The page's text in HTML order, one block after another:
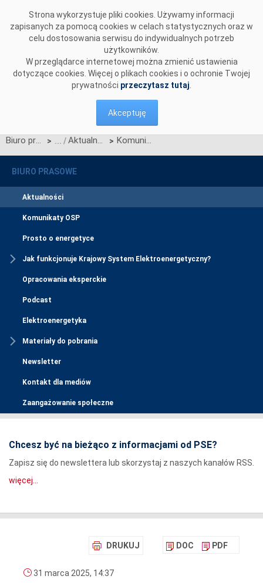
Strona wykorzystuje pliki cookies. Używamy informacji
zapisanych za pomocą cookies w celach statystycznych oraz w
celu dostosowania serwisu do indywidualnych potrzeb
użytkowników.
W przeglądarce internetowej można zmienić ustawienia
dotyczące cookies. Więcej o plikach cookies i o ochronie Twojej
prywatności przeczytasz tutaj
Akceptuję
Biuro prasowe > Aktualności > Komunikat OIRE dotyczący publikacji Scenariuszy Testów Certyfikacji (STC) w wersji zaimplementowanej w Systemie Certyfikacji CSIRE
BIURO PRASOWE
Aktualności
Komunikaty OSP
Prosto o energetyce
Jak funkcjonuje Krajowy System Elektroenergetyczny?
Opracowania eksperckie
Podcast
Elektroenergetyka
Materiały do pobrania
Newsletter
Kontakt dla mediów
Zaangażowanie społeczne
Chcesz być na bieżąco z informacjami od PSE?
Zapisz się do newslettera lub skorzystaj z naszych kanałów RSS.
więcej...
DRUKUJ DOC PDF
31 marca 2025, 14:37